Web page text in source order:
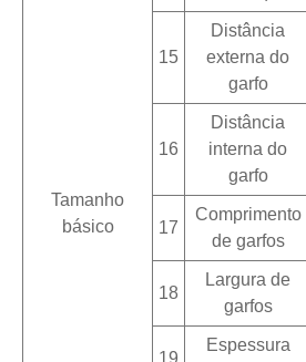
Tamanho
básico
15
Distância
externa do
garfo
16
Distância
interna do
garfo
17
Comprimento
de garfos
18
Largura de
garfos
19
Espessura